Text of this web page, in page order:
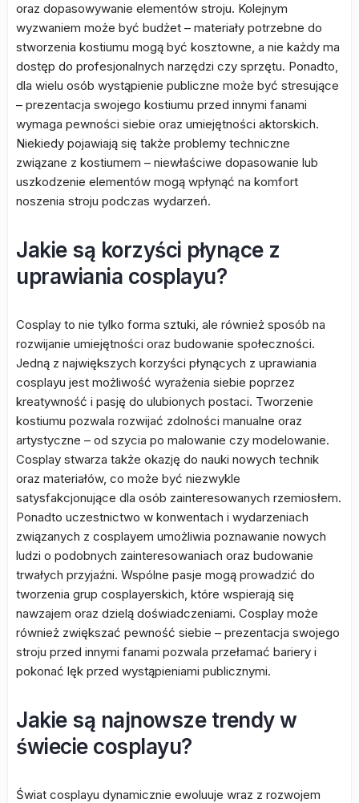
oraz dopasowywanie elementów stroju. Kolejnym
wyzwaniem może być budżet – materiały potrzebne do
stworzenia kostiumu mogą być kosztowne, a nie każdy ma
dostęp do profesjonalnych narzędzi czy sprzętu. Ponadto,
dla wielu osób wystąpienie publiczne może być stresujące
– prezentacja swojego kostiumu przed innymi fanami
wymaga pewności siebie oraz umiejętności aktorskich.
Niekiedy pojawiają się także problemy techniczne
związane z kostiumem – niewłaściwe dopasowanie lub
uszkodzenie elementów mogą wpłynąć na komfort
noszenia stroju podczas wydarzeń.
Jakie są korzyści płynące z
uprawiania cosplayu?
Cosplay to nie tylko forma sztuki, ale również sposób na
rozwijanie umiejętności oraz budowanie społeczności.
Jedną z największych korzyści płynących z uprawiania
cosplayu jest możliwość wyrażenia siebie poprzez
kreatywność i pasję do ulubionych postaci. Tworzenie
kostiumu pozwala rozwijać zdolności manualne oraz
artystyczne – od szycia po malowanie czy modelowanie.
Cosplay stwarza także okazję do nauki nowych technik
oraz materiałów, co może być niezwykle
satysfakcjonujące dla osób zainteresowanych rzemiosłem.
Ponadto uczestnictwo w konwentach i wydarzeniach
związanych z cosplayem umożliwia poznawanie nowych
ludzi o podobnych zainteresowaniach oraz budowanie
trwałych przyjaźni. Wspólne pasje mogą prowadzić do
tworzenia grup cosplayerskich, które wspierają się
nawzajem oraz dzielą doświadczeniami. Cosplay może
również zwiększać pewność siebie – prezentacja swojego
stroju przed innymi fanami pozwala przełamać bariery i
pokonać lęk przed wystąpieniami publicznymi.
Jakie są najnowsze trendy w
świecie cosplayu?
Świat cosplayu dynamicznie ewoluuje wraz z rozwojem